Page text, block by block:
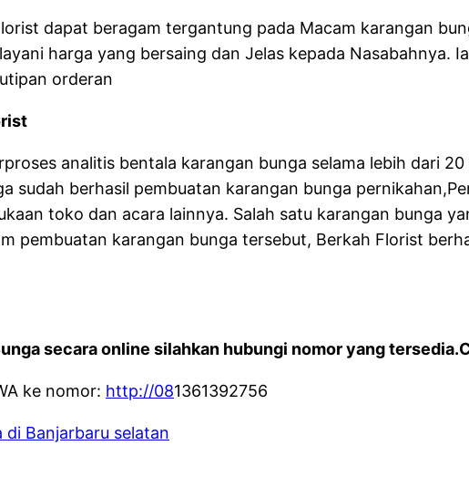
dapat beragam tergantung pada Macam karangan
harga yang bersaing dan Jelas kepada Nasabahnya.
orderan
analitis bentala karangan bunga selama lebih dari
sudah berhasil pembuatan karangan bunga
toko dan acara lainnya. Salah satu karangan bunga
pembuatan karangan bunga tersebut, Berkah Florist
secara online silahkan hubungi nomor yang
ke nomor: http://081361392756
di Banjarbaru selatan